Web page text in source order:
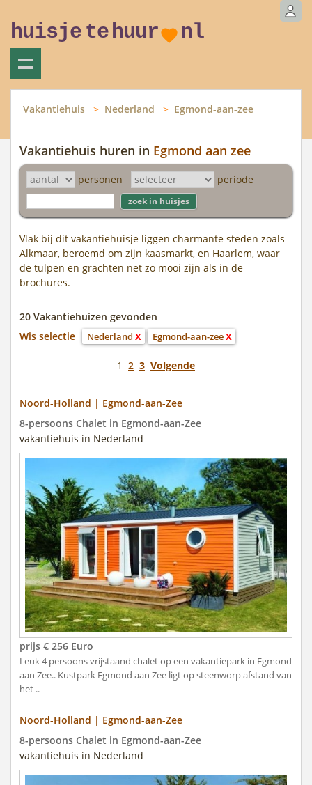
huisje tehuur nl
Vakantiehuis Nederland Egmond-aan-zee
Vakantiehuis huren in Egmond aan zee
personen periode
Vlak bij dit vakantiehuisje liggen charmante steden zoals
Alkmaar, beroemd om zijn kaasmarkt, en Haarlem, waar
de tulpen en grachten net zo mooi zijn als in de
brochures.
20 Vakantiehuizen gevonden
Wis selectie
Nederland X Egmond-aan-zeeX
1 2 3 Volgende
Noord-Holland | Egmond-aan-Zee
8-persoons Chalet in Egmond-aan-Zee
vakantiehuis in Nederland
prijs € 256 Euro
Leuk 4 persoons vrijstaand chalet op een vakantiepark in Egmond
aan Zee.. Kustpark Egmond aan Zee ligt op steenworp afstand van
het ..
Noord-Holland | Egmond-aan-Zee
8-persoons Chalet in Egmond-aan-Zee
vakantiehuis in Nederland